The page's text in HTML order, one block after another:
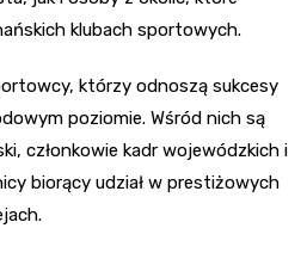
klubach sportowych.
którzy odnoszą sukcesy
poziomie. Wśród nich są
członkowie kadr wojewódzkich i
biorący udział w prestiżowych